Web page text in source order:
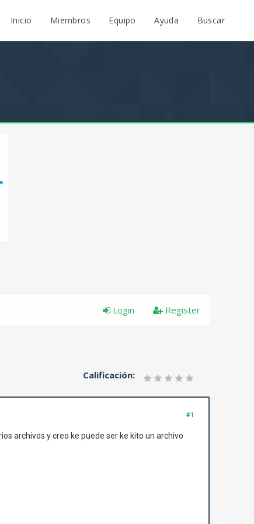
Inicio Miembros Equipo Ayuda Buscar
Register
Login
Calificación:
#1
archivos y creo ke puede ser ke kito un archivo